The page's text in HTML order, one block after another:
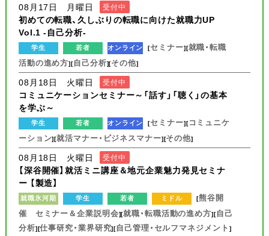
08月17日 月曜日 受付中
初めての転職、久しぶりの転職に向けた就職力UP
Vol.1 -自己分析-
学生 若者 オンライン [セミナー][就職・転職
活動の進め方][自己分析][その他]
08月18日 火曜日 受付中
コミュニケーションセミナー～「話す」「聴く」の基本
を学ぶ～
学生 若者 オンライン [セミナー][コミュニケ
ーション][就活マナー・ビジネスマナー][その他]
08月18日 火曜日 受付中
【深谷開催】就活ミニ講座＆地元企業魅力発見セミナ
ー 【製造】
就職氷河期 学生 若者 ミドル [熊谷開
催 セミナー＆企業説明会][就職・転職活動の進め方][自己
分析][仕事研究・業界研究][自己管理・セルフマネジメント ]